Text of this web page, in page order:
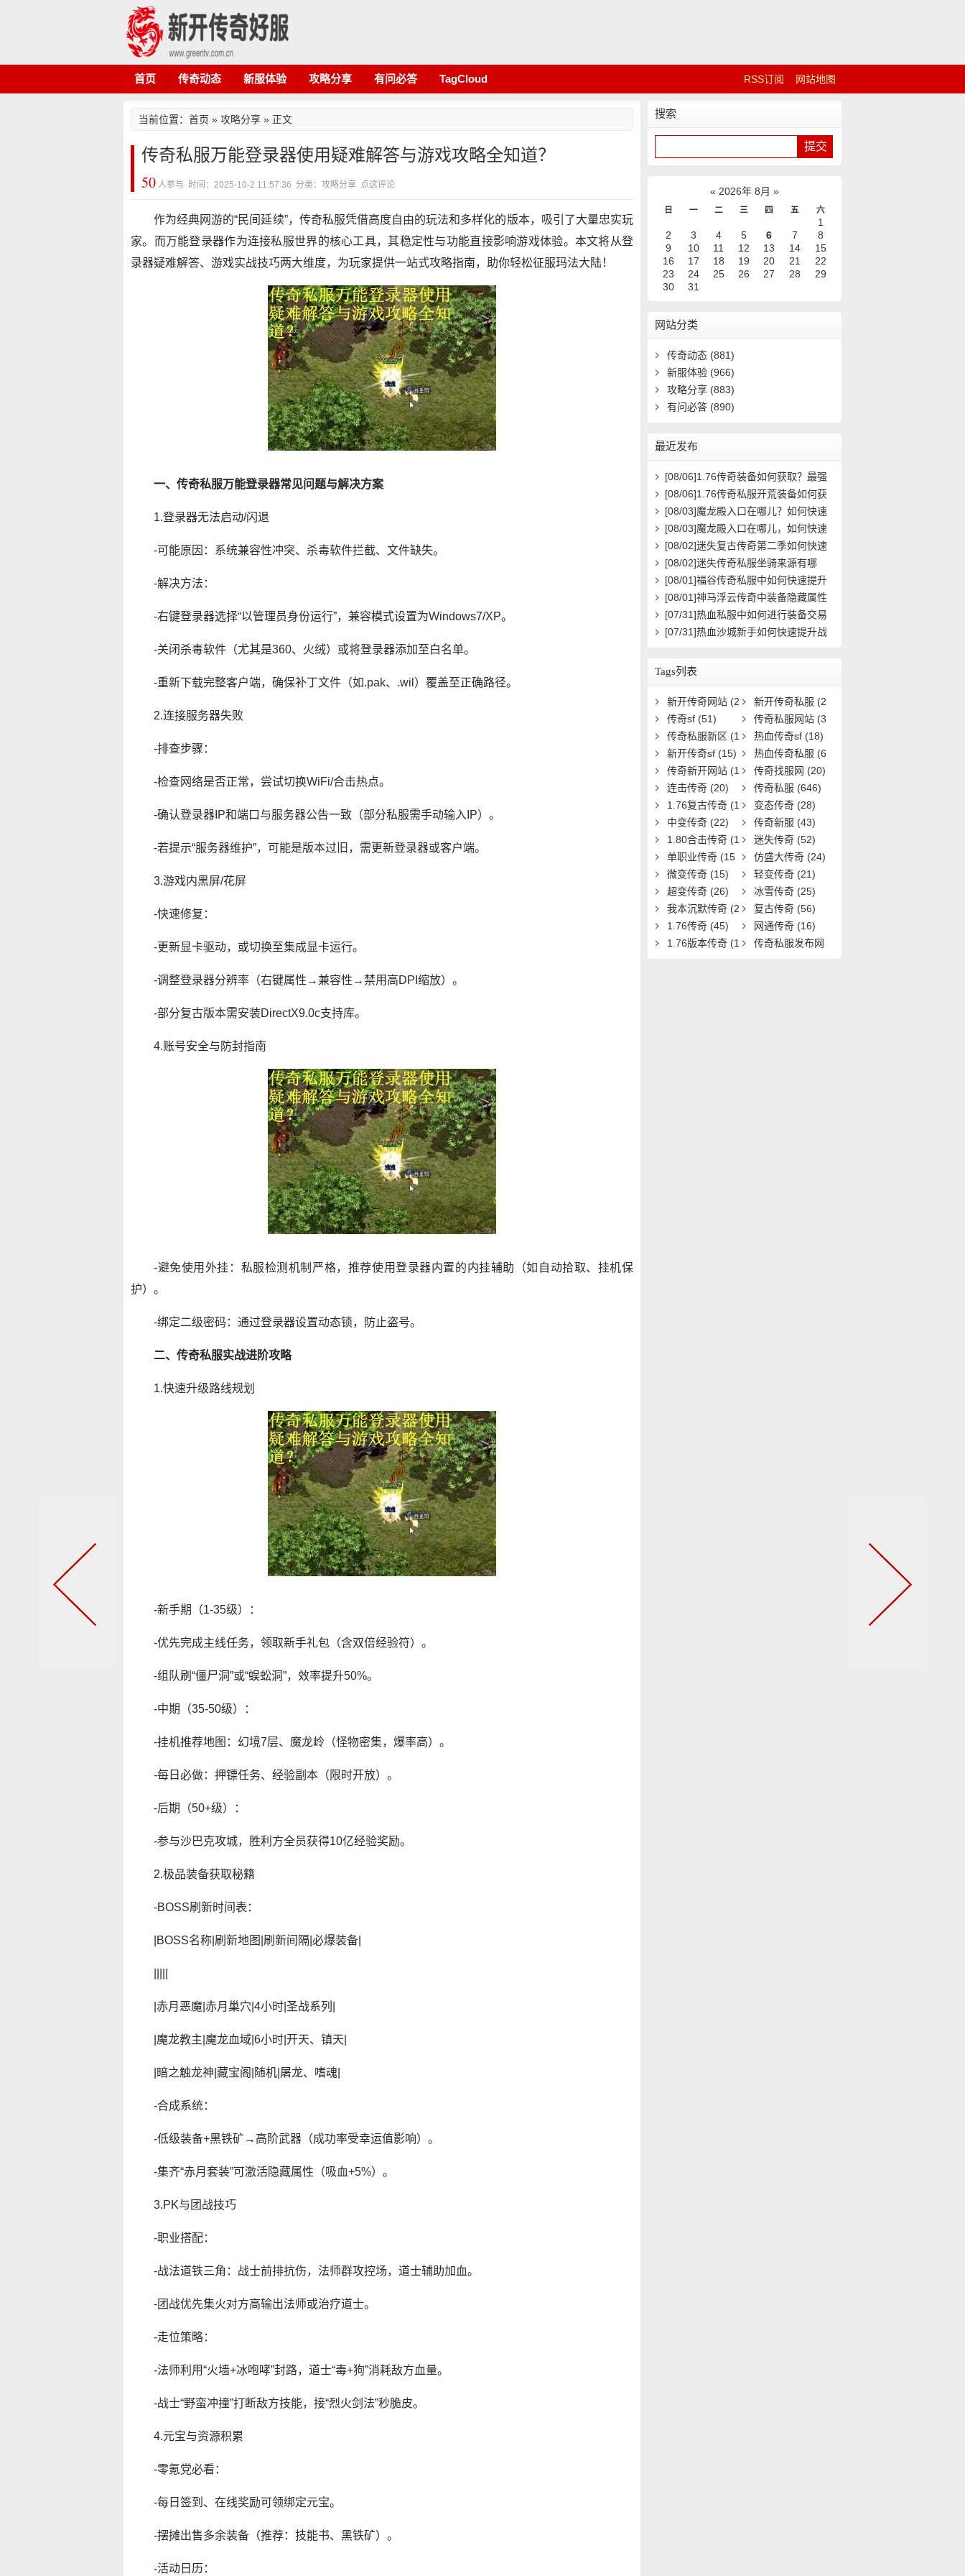
首页 传奇动态 新服体验 攻略分享 有问必答 TagCloud RSS订阅 网站地图
当前位置： 首页 » 攻略分享 » 正文
传奇私服万能登录器使用疑难解答与游戏攻略全知道？
50 人参与 时间：2025-10-2 11:57:36 分类：攻略分享 点这评论
作为经典网游的“民间延续”，传奇私服凭借高度自由的玩法和多样化的版本，吸引了大量忠实玩
家。而万能登录器作为连接私服世界的核心工具，其稳定性与功能直接影响游戏体验。本文将从登
录器疑难解答、游戏实战技巧两大维度，为玩家提供一站式攻略指南，助你轻松征服玛法大陆！
一、传奇私服万能登录器常见问题与解决方案
1.登录器无法启动/闪退
-可能原因：系统兼容性冲突、杀毒软件拦截、文件缺失。
-解决方法：
-右键登录器选择“以管理员身份运行”，兼容模式设置为Windows7/XP。
-关闭杀毒软件（尤其是360、火绒）或将登录器添加至白名单。
-重新下载完整客户端，确保补丁文件（如.pak、.wil）覆盖至正确路径。
2.连接服务器失败
-排查步骤：
-检查网络是否正常，尝试切换WiFi/合击热点。
-确认登录器IP和端口与服务器公告一致（部分私服需手动输入IP）。
-若提示“服务器维护”，可能是版本过旧，需更新登录器或客户端。
3.游戏内黑屏/花屏
-快速修复：
-更新显卡驱动，或切换至集成显卡运行。
-调整登录器分辨率（右键属性→兼容性→禁用高DPI缩放）。
-部分复古版本需安装DirectX9.0c支持库。
4.账号安全与防封指南
-避免使用外挂：私服检测机制严格，推荐使用登录器内置的内挂辅助（如自动拾取、挂机保
护）。
-绑定二级密码：通过登录器设置动态锁，防止盗号。
二、传奇私服实战进阶攻略
1.快速升级路线规划
-新手期（1-35级）：
-优先完成主线任务，领取新手礼包（含双倍经验符）。
-组队刷“僵尸洞”或“蜈蚣洞”，效率提升50%。
-中期（35-50级）：
-挂机推荐地图：幻境7层、魔龙岭（怪物密集，爆率高）。
-每日必做：押镖任务、经验副本（限时开放）。
-后期（50+级）：
-参与沙巴克攻城，胜利方全员获得10亿经验奖励。
2.极品装备获取秘籍
-BOSS刷新时间表：
|BOSS名称|刷新地图|刷新间隔|必爆装备|
|赤月恶魔|赤月巢穴|4小时|圣战系列|
|魔龙教主|魔龙血域|6小时|开天、镇天|
|暗之触龙神|藏宝阁|随机|屠龙、嗜魂|
-合成系统：
-低级装备+黑铁矿→高阶武器（成功率受幸运值影响）。
-集齐“赤月套装”可激活隐藏属性（吸血+5%）。
3.PK与团战技巧
-职业搭配：
-战法道铁三角：战士前排抗伤，法师群攻控场，道士辅助加血。
-团战优先集火对方高输出法师或治疗道士。
-走位策略：
-法师利用“火墙+冰咆哮”封路，道士“毒+狗”消耗敌方血量。
-战士“野蛮冲撞”打断敌方技能，接“烈火剑法”秒脆皮。
4.元宝与资源积累
-零氪党必看：
-每日签到、在线奖励可领绑定元宝。
-摆摊出售多余装备（推荐：技能书、黑铁矿）。
-活动日历：
搜索
« 2026年 8月 »
日 一 二 三 四 五 六
1
2
3 4 5 6 7
8
9
10 11 12 13 14
15
16
17 18 19 20 21
22
23
24 25 26 27 28
29
30
31
网站分类
传奇动态 (881)
新服体验 (966)
攻略分享 (883)
有问必答 (890)
最近发布
[08/06]1.76传奇装备如何获取？最强
装备属性与搭配攻略
[08/06]1.76传奇私服开荒装备如何获
取？在哪里能领取到？
[08/03]魔龙殿入口在哪儿？如何快速
到达并通关？
[08/03]魔龙殿入口在哪儿，如何快速
到达并通关？
[08/02]迷失复古传奇第二季如何快速
提升等级？
[08/02]迷失传奇私服坐骑来源有哪
些？如何获取全攻略？
[08/01]福谷传奇私服中如何快速提升
角色等级与装备获取效率？
[08/01]神马浮云传奇中装备隐藏属性
如何激活与提升？
[07/31]热血私服中如何进行装备交易
最安全高效？
[07/31]热血沙城新手如何快速提升战
Tags列表
新开传奇网站 (2
5)
新开传奇私服 (2
8)
传奇sf (51) 传奇私服网站 (3
3)
传奇私服新区 (1
9)
热血传奇sf (18)
新开传奇sf (15) 热血传奇私服 (6
1)
传奇新开网站 (1
5)
传奇找服网 (20)
连击传奇 (20) 传奇私服 (646)
1.76复古传奇 (1
9)
变态传奇 (28)
中变传奇 (22) 传奇新服 (43)
1.80合击传奇 (1
8)
迷失传奇 (52)
单职业传奇 (15
1)
仿盛大传奇 (24)
微变传奇 (15) 轻变传奇 (21)
超变传奇 (26) 冰雪传奇 (25)
我本沉默传奇 (2
0)
复古传奇 (56)
1.76传奇 (45) 网通传奇 (16)
1.76版本传奇 (1
传奇私服发布网